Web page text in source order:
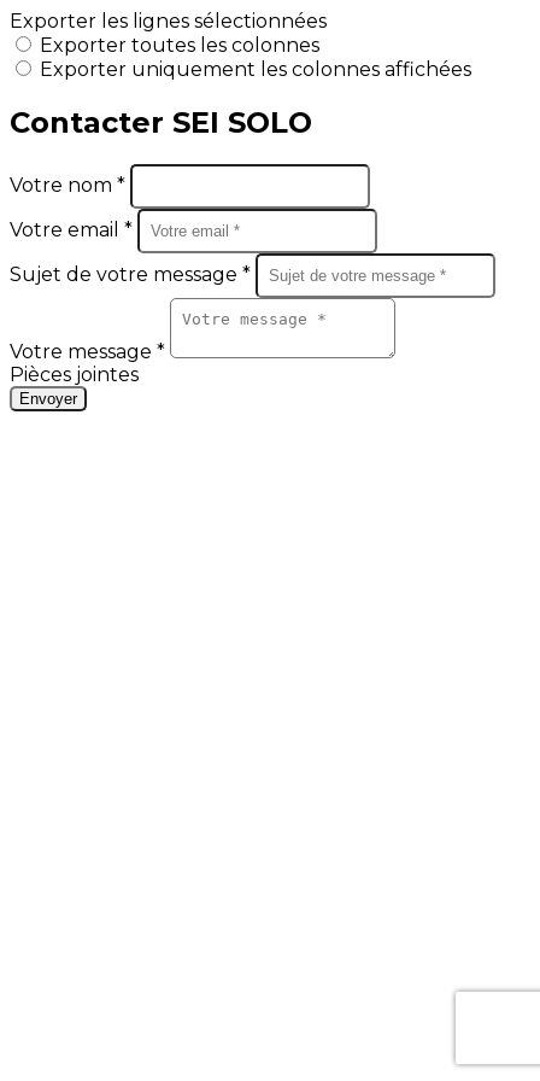
Exporter les lignes sélectionnées
Exporter toutes les colonnes
Exporter uniquement les colonnes affichées
Contacter SEI SOLO
Votre nom *
Votre email *
Sujet de votre message *
Votre message *
Pièces jointes
Envoyer